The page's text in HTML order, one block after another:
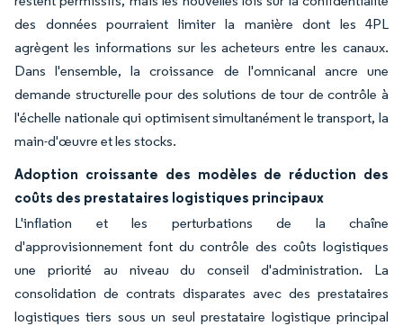
des données pourraient limiter la manière dont les 4PL
agrègent les informations sur les acheteurs entre les canaux.
Dans l'ensemble, la croissance de l'omnicanal ancre une
demande structurelle pour des solutions de tour de contrôle à
l'échelle nationale qui optimisent simultanément le transport, la
main-d'œuvre et les stocks.
Adoption croissante des modèles de réduction des
coûts des prestataires logistiques principaux
L'inflation et les perturbations de la chaîne
d'approvisionnement font du contrôle des coûts logistiques
une priorité au niveau du conseil d'administration. La
consolidation de contrats disparates avec des prestataires
logistiques tiers sous un seul prestataire logistique principal